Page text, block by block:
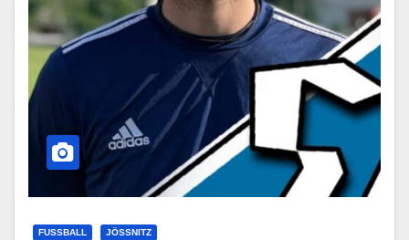
FUSSBALL JÖSSNITZ